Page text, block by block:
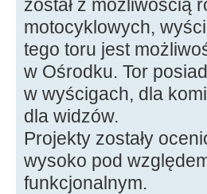
został z możliwością
motocyklowych,
tego toru jest
w Ośrodku. Tor
w wyścigach, dla
dla widzów.
Projekty zostały
wysoko pod
funkcjonalnym.